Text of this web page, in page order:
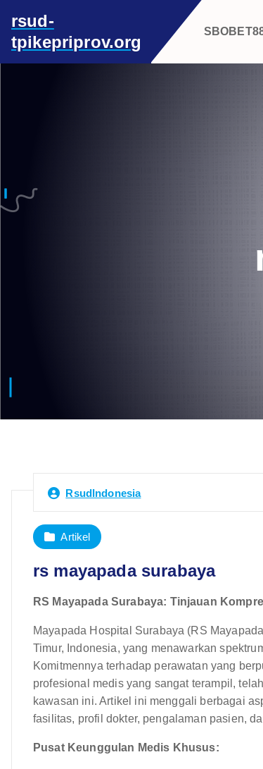
p
n
rsud-
tpikepriprov.org
RsudIndonesia
Artikel
rs mayapada surabaya
RS Mayapada Surabaya: Tinjauan
Mayapada Hospital Surabaya (RS
Timur, Indonesia, yang menawarkan
Komitmennya terhadap perawatan yang
profesional medis yang sangat terampil,
kawasan ini. Artikel ini menggali berbagai
fasilitas, profil dokter, pengalaman pasien,
Pusat Keunggulan Medis Khusus: